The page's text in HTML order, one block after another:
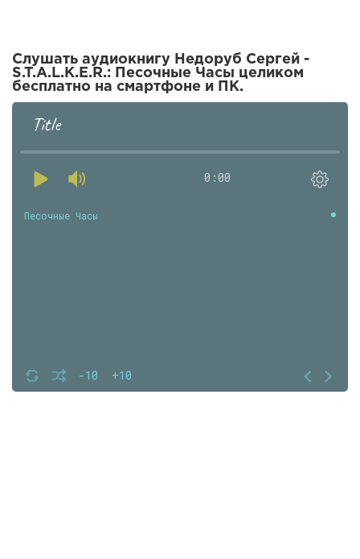
Слушать аудиокнигу Недоруб Сергей -
S.T.A.L.K.E.R.: Песочные Часы целиком
бесплатно на смартфоне и ПК.
Title
0:00
-10 +10
Песочные Часы